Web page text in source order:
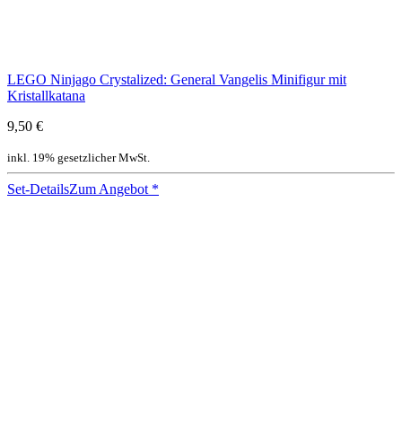
LEGO Ninjago Crystalized: General Vangelis Minifigur mit
Kristallkatana
9,50 €
inkl. 19% gesetzlicher MwSt.
Set-DetailsZum Angebot *